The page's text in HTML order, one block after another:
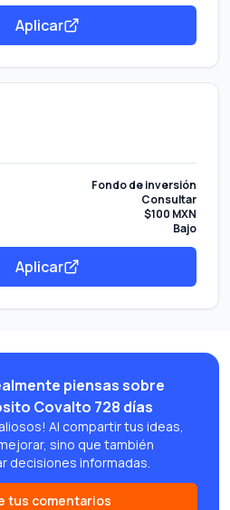
Aplicar
Fondo de inversión
Consultar
$100 MXN
Bajo
Aplicar
piensas sobre
Covalto 728 días
Al compartir tus ideas,
sino que también
decisiones informadas.
tus comentarios